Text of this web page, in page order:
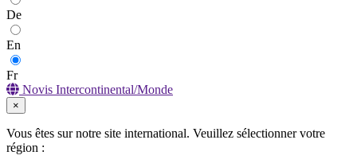
De
En
Fr
Novis Intercontinental/Monde
×
Vous êtes sur notre site international. Veuillez sélectionner votre
région :